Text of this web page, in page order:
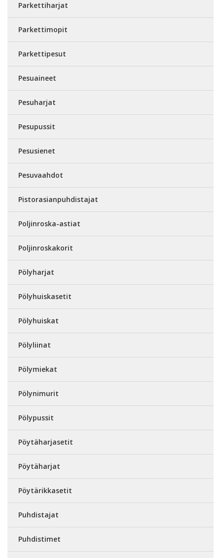
Parkettiharjat
Parkettimopit
Parkettipesut
Pesuaineet
Pesuharjat
Pesupussit
Pesusienet
Pesuvaahdot
Pistorasianpuhdistajat
Poljinroska-astiat
Poljinroskakorit
Pölyharjat
Pölyhuiskasetit
Pölyhuiskat
Pölyliinat
Pölymiekat
Pölynimurit
Pölypussit
Pöytäharjasetit
Pöytäharjat
Pöytärikkasetit
Puhdistajat
Puhdistimet